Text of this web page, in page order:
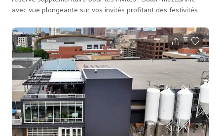
avec vue plongeante sur vos invités profitant des festivités
en verre fonctionnelles du sol au plafond Retraite privée pour
la mariée avec rafraîchissements Parking réservé pour jusqu'à
10 invités VIP avec options de parking supplémentaires
disponibles Éléments d'éclairage charismatiques à l'intérieur c